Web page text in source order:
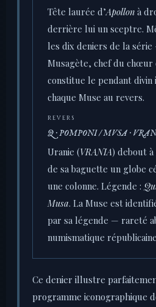
Tête laurée d’Apollon à
derrière lui un sceptre.
les dix deniers de la
Musagète, chef du chœur
constitue le pendant divin
chaque Muse au revers.
REVERS
Q · POMPONI / MVSA ·
Uranie (VRANIA) debout
de sa baguette un globe
une colonne. Légende :
Musa. La Muse est
par sa légende — rareté
numismatique
Ce denier illustre
programme iconographique